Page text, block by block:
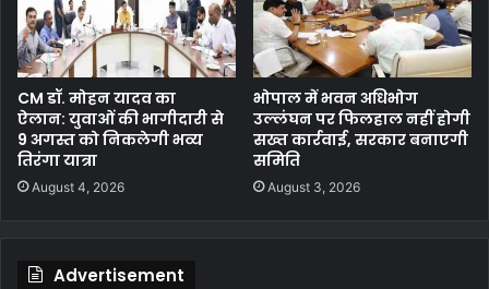
CM डॉ. मोहन यादव का
ऐलान: युवाओं की भागीदारी से
9 अगस्त को निकलेगी भव्य
तिरंगा यात्रा
August 4, 2026
भोपाल में भवन अधिभोग
उल्लंघन पर फिलहाल नहीं होगी
सख्त कार्रवाई, सरकार बनाएगी
समिति
August 3, 2026
Advertisement